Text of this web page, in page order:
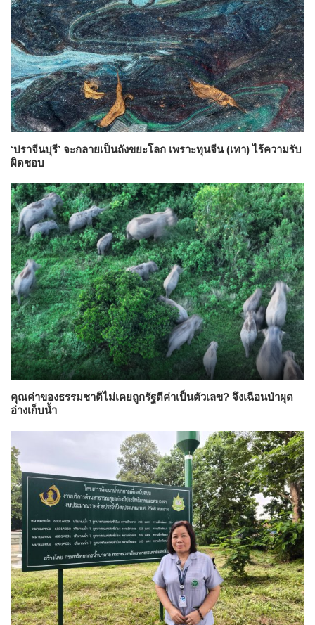
‘ปราจีนบุรี’ จะกลายเป็นถังขยะโลก เพราะทุนจีน (เทา) ไร้ความรับ
ผิดชอบ
คุณค่าของธรรมชาติไม่เคยถูกรัฐตีค่าเป็นตัวเลข? จึงเฉือนป่าผุด
อ่างเก็บน้ำ